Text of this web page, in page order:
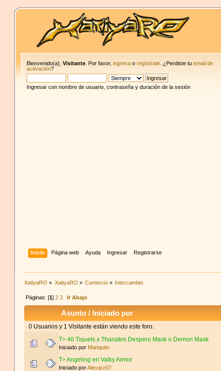
Bienvenido(a),Visitante . Por favor,ingresa oregístrate . ¿Perdiste tuemail de
activación?
Ingresar con nombre de usuario, contraseña y duración de la sesión
Inicio Página web Ayuda Ingresar Registrarse
XatiyaRO » XatiyaRO » Comercio » Intercambio
Páginas: [1] 2 3 Ir Abajo
Asunto / Iniciado por
0 Usuarios y 1 Visitante están viendo este foro.
T> 40 Tiquets x Thanatos Despero Mask o Demon Mask
Iniciado por Manquito
T> Angeling en Valky Armor
Iniciado porAlexqrz07